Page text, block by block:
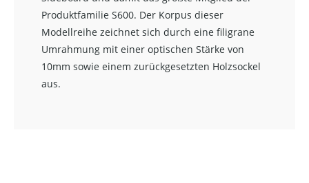
Produktfamilie S600. Der Korpus dieser
Modellreihe zeichnet sich durch eine filigrane
Umrahmung mit einer optischen Stärke von
10mm sowie einem zurückgesetzten Holzsockel
aus.